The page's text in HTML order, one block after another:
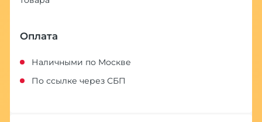
Оплата
Наличными по Москве
По ссылке через СБП